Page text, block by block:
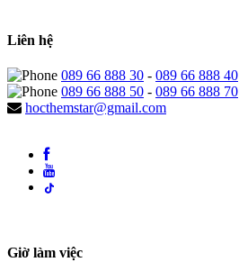
Liên hệ
089 66 888 30 - 089 66 888 40
089 66 888 50 - 089 66 888 70
hocthemstar@gmail.com
Giờ làm việc